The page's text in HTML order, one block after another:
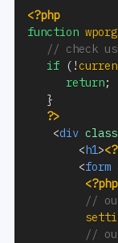
<?php
function
// check
if ( !
return;
}
?>
<div class
<h1>
<form
<?php
//
//